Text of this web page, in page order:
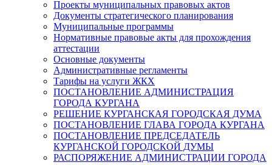
Проекты муниципальных правовых актов
Документы стратегического планирования
Муниципальные программы
Нормативные правовые акты для прохождения
аттестации
Основные документы
Административные регламенты
Тарифы на услуги ЖКХ
ПОСТАНОВЛЕНИЕ АДМИНИСТРАЦИЯ
ГОРОДА КУРГАНА
РЕШЕНИЕ КУРГАНСКАЯ ГОРОДСКАЯ ДУМА
ПОСТАНОВЛЕНИЕ ГЛАВА ГОРОДА КУРГАНА
ПОСТАНОВЛЕНИЕ ПРЕДСЕДАТЕЛЬ
КУРГАНСКОЙ ГОРОДСКОЙ ДУМЫ
РАСПОРЯЖЕНИЕ АДМИНИСТРАЦИИ ГОРОДА